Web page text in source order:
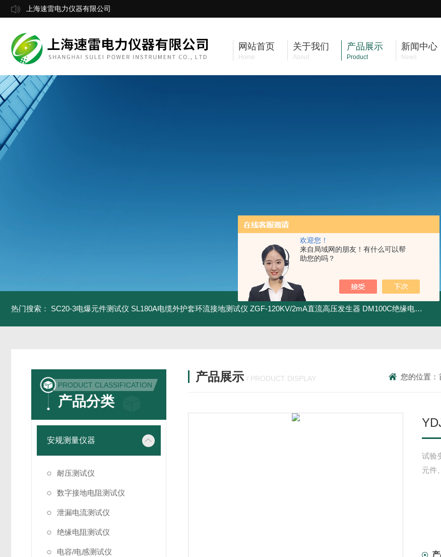
欢迎您！
来自局域网的朋友！有什么可以帮
助您的吗？
上海速雷电力仪器有限公司
网站首页
Home
关于我们
About
产品展示
Product
新闻中心
News
热门搜索： SC20-3电爆元件测试仪 SL180A电缆外护套环流接地测试仪 ZGF-120KV/2mA直流高压发生器 DM100C绝缘电阻测试仪
PRODUCT CLASSIFICATION
产品分类
安规测量仪器
耐压测试仪
数字接地电阻测试仪
泄漏电流测试仪
绝缘电阻测试仪
电容/电感测试仪
产品展示 / PRODUCT DISPLAY 您的位置：
试验
元件